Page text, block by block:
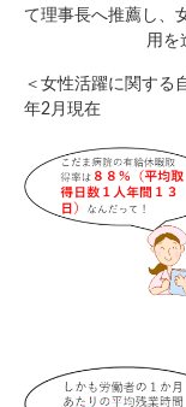
て理事長へ推薦し、
用を進め
＜女性活躍に関す
年2月現在